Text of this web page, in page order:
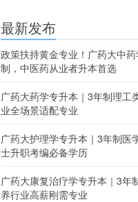
最新发布
政策扶持黄金专业！广药大中
制，中医药从业者升本首选
广药大药学专升本｜3年制理工
业全场景适配专业
广药大护理学专升本｜3年制医
士升职考编必备学历
广药大康复治疗学专升本｜3年
养行业高薪刚需专业